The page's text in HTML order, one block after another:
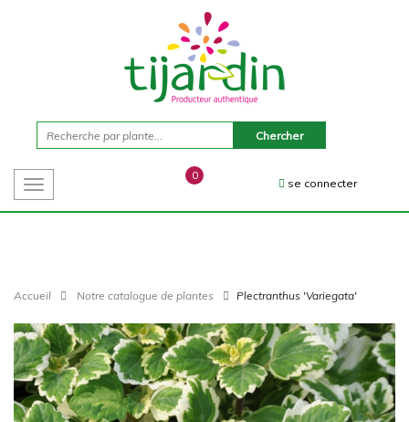
se connecter
0
Toggle
navigation
Accueil Notre catalogue de plantes Plectranthus 'Variegata'